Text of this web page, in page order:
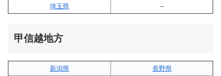
埼玉県
–
甲信越地方
新潟県
長野県